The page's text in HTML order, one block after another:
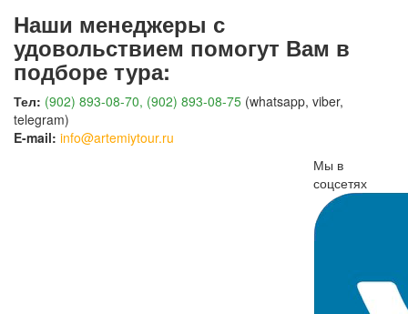
Наши менеджеры с
удовольствием помогут Вам в
подборе тура:
Тел: (902) 893-08-70, (902) 893-08-75 (whatsapp, viber,
telegram)
E-mail: info@artemiytour.ru
Мы в
соцсетях